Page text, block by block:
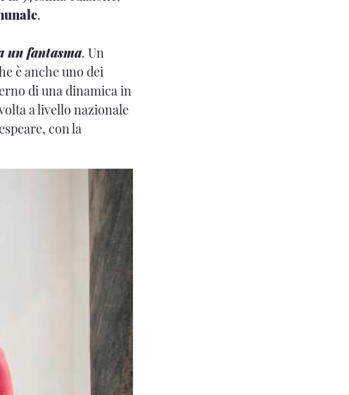
.
un fantasma. Un
è anche uno dei
di una dinamica in
a livello nazionale
con la